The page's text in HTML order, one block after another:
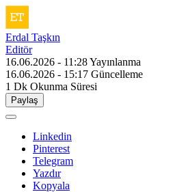
Erdal Taşkın
Editör
16.06.2026 - 11:28Yayınlanma
16.06.2026 - 15:17 Güncelleme
1 Dk Okunma Süresi
Paylaş
Linkedin
Pinterest
Telegram
Yazdır
Kopyala